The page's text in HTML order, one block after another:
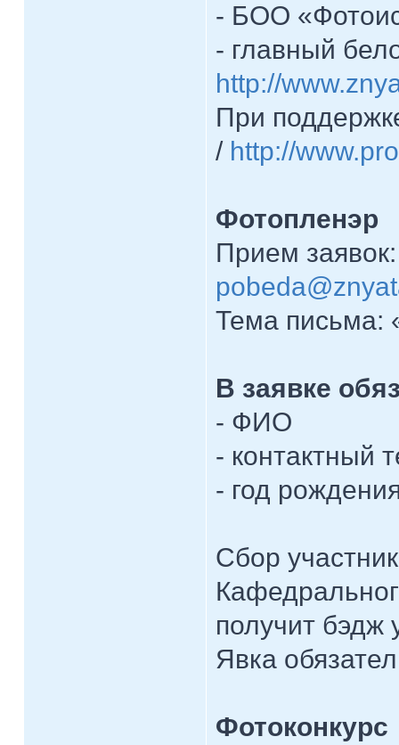
- БОО
- главный
http://
При
/ http://
Фотопленэр
Прием
Тема письма:
В заявке
- ФИО
- контактный
- год
Сбор
получит бэдж
Явка
Фотоконкурс